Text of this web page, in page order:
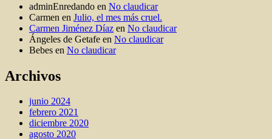
adminEnredando en No claudicar
Carmen en Julio, el mes más cruel.
Carmen Jiménez Díaz en No claudicar
Ángeles de Getafe en No claudicar
Bebes en No claudicar
Archivos
junio 2024
febrero 2021
diciembre 2020
agosto 2020